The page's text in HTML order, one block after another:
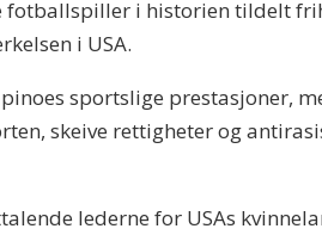
fotballspiller i historien tildelt
i USA.
sportslige prestasjoner,
skeive rettigheter og
lederne for USAs